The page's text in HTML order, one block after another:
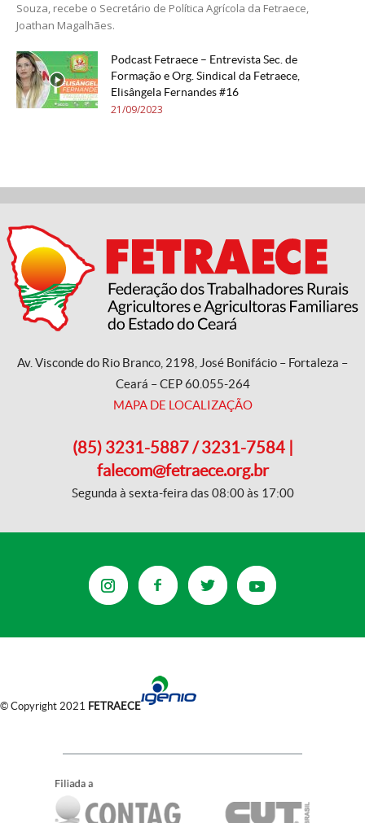
Souza, recebe o Secretário de Política Agrícola da Fetraece,
Joathan Magalhães.
Podcast Fetraece – Entrevista Sec. de
Formação e Org. Sindical da Fetraece,
Elisângela Fernandes #16
21/09/2023
Av. Visconde do Rio Branco, 2198, José Bonifácio – Fortaleza –
Ceará – CEP 60.055-264
MAPA DE LOCALIZAÇÃO
(85) 3231-5887 / 3231-7584 |
falecom@fetraece.org.br
Segunda à sexta-feira das 08:00 às 17:00
© Copyright 2021 FETRAECE